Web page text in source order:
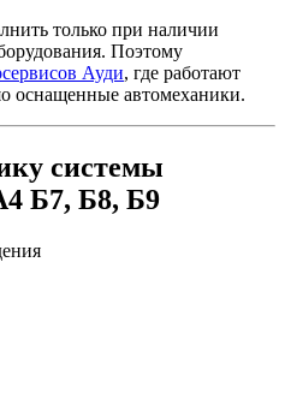
только при наличии
Поэтому
Ауди, где работают
оснащенные автомеханики.
системы
Б7, Б8, Б9